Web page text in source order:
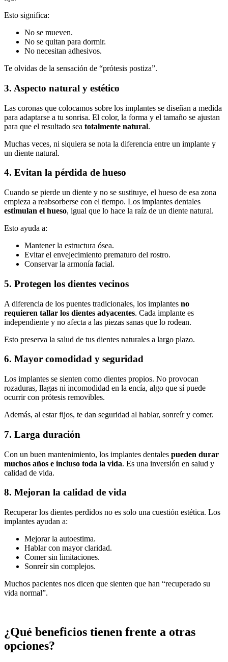
Esto significa:
No se mueven.
No se quitan para dormir.
No necesitan adhesivos.
Te olvidas de la sensación de “prótesis postiza”.
3. Aspecto natural y estético
Las coronas que colocamos sobre los implantes se diseñan a medida
para adaptarse a tu sonrisa. El color, la forma y el tamaño se ajustan
para que el resultado sea totalmente natural.
Muchas veces, ni siquiera se nota la diferencia entre un implante y
un diente natural.
4. Evitan la pérdida de hueso
Cuando se pierde un diente y no se sustituye, el hueso de esa zona
empieza a reabsorberse con el tiempo. Los implantes dentales
estimulan el hueso, igual que lo hace la raíz de un diente natural.
Esto ayuda a:
Mantener la estructura ósea.
Evitar el envejecimiento prematuro del rostro.
Conservar la armonía facial.
5. Protegen los dientes vecinos
A diferencia de los puentes tradicionales, los implantes no
requieren tallar los dientes adyacentes. Cada implante es
independiente y no afecta a las piezas sanas que lo rodean.
Esto preserva la salud de tus dientes naturales a largo plazo.
6. Mayor comodidad y seguridad
Los implantes se sienten como dientes propios. No provocan
rozaduras, llagas ni incomodidad en la encía, algo que sí puede
ocurrir con prótesis removibles.
Además, al estar fijos, te dan seguridad al hablar, sonreír y comer.
7. Larga duración
Con un buen mantenimiento, los implantes dentales pueden durar
muchos años e incluso toda la vida. Es una inversión en salud y
calidad de vida.
8. Mejoran la calidad de vida
Recuperar los dientes perdidos no es solo una cuestión estética. Los
implantes ayudan a:
Mejorar la autoestima.
Hablar con mayor claridad.
Comer sin limitaciones.
Sonreír sin complejos.
Muchos pacientes nos dicen que sienten que han “recuperado su
vida normal”.
¿Qué beneficios tienen frente a otras
opciones?